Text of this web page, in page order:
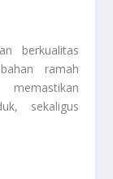
berkualitas
ramah
sekaligus